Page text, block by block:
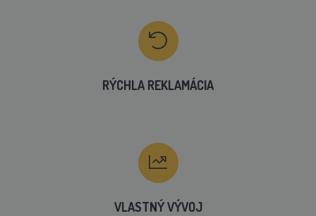
RÝCHLA REKLAMÁCIA
VLASTNÝ VÝVOJ